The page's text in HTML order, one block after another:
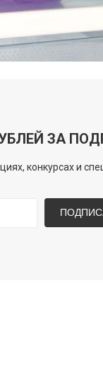
ЗА
конкурсах и